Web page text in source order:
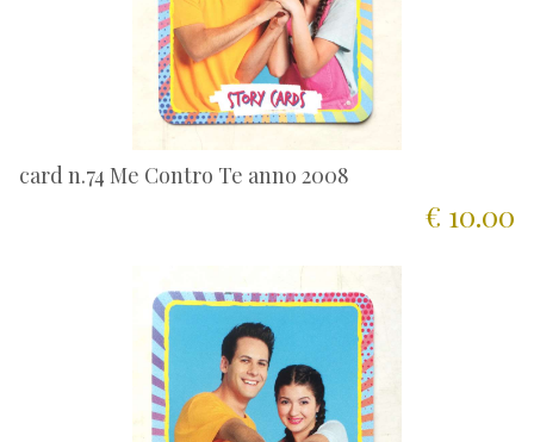
card n.74 Me Contro Te anno 2008
€ 10.00